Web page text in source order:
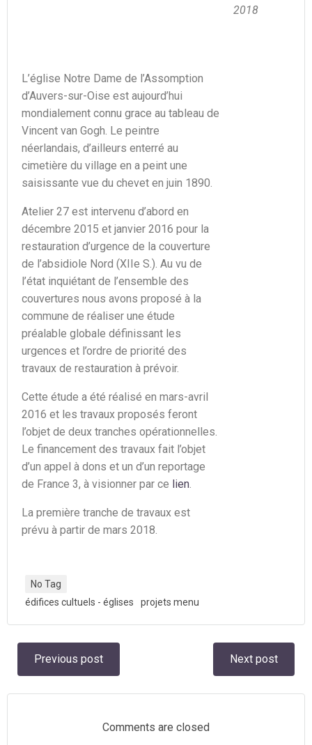
2018
L’église Notre Dame de l’Assomption
d’Auvers-sur-Oise est aujourd’hui
mondialement connu grace au tableau de
Vincent van Gogh. Le peintre
néerlandais, d’ailleurs enterré au
cimetière du village en a peint une
saisissante vue du chevet en juin 1890.
Atelier 27 est intervenu d’abord en
décembre 2015 et janvier 2016 pour la
restauration d’urgence de la couverture
de l’absidiole Nord (XIIe S.). Au vu de
l’état inquiétant de l’ensemble des
couvertures nous avons proposé à la
commune de réaliser une étude
préalable globale définissant les
urgences et l’ordre de priorité des
travaux de restauration à prévoir.
Cette étude a été réalisé en mars-avril
2016 et les travaux proposés feront
l’objet de deux tranches opérationnelles.
Le financement des travaux fait l’objet
d’un appel à dons et un d’un reportage
de France 3, à visionner par ce lien.
La première tranche de travaux est
prévu à partir de mars 2018.
No Tag
édifices cultuels - églises
projets menu
Navigation
de
l’article
Previous post
Navigation
de
l’article
Next post
Comments are closed